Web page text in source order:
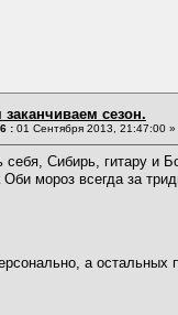
заканчиваем сезон.
: 01 Сентября 2013, 21:47:00 »
Сибирь, гитару и
мороз всегда за
а остальных